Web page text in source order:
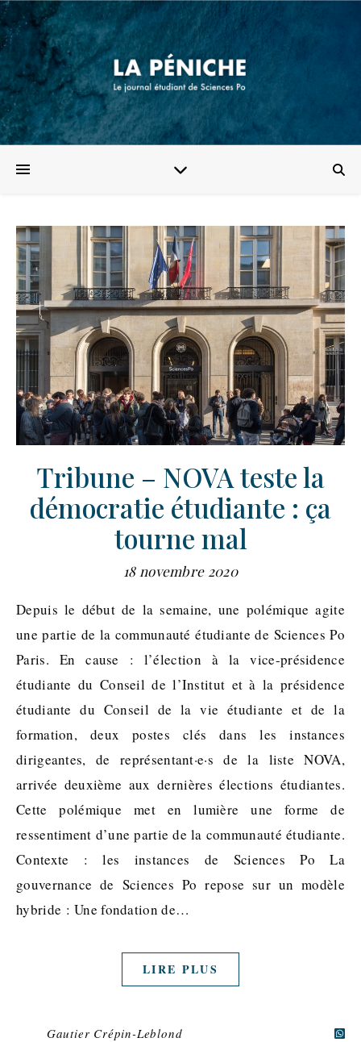
Tribune – NOVA teste la
démocratie étudiante : ça
tourne mal
18 novembre 2020
Depuis le début de la semaine, une polémique agite
une partie de la communauté étudiante de Sciences Po
Paris. En cause : l’élection à la vice-présidence
étudiante du Conseil de l’Institut et à la présidence
étudiante du Conseil de la vie étudiante et de la
formation, deux postes clés dans les instances
dirigeantes, de représentant·e·s de la liste NOVA,
arrivée deuxième aux dernières élections étudiantes.
Cette polémique met en lumière une forme de
ressentiment d’une partie de la communauté étudiante.
Contexte : les instances de Sciences Po La
gouvernance de Sciences Po repose sur un modèle
hybride : Une fondation de…
LIRE PLUS
Gautier Crépin-Leblond